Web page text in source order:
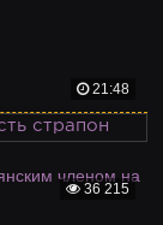
21:48
страпон
36 215